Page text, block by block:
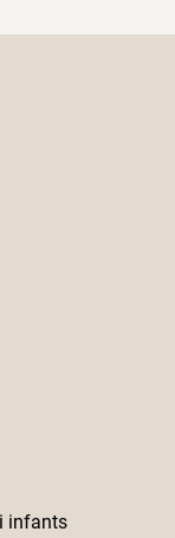
infants